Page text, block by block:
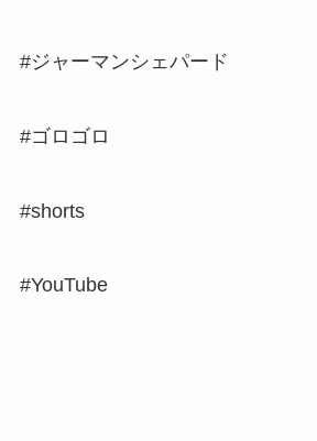
#ジャーマンシェパード
#ゴロゴロ
#shorts
#YouTube